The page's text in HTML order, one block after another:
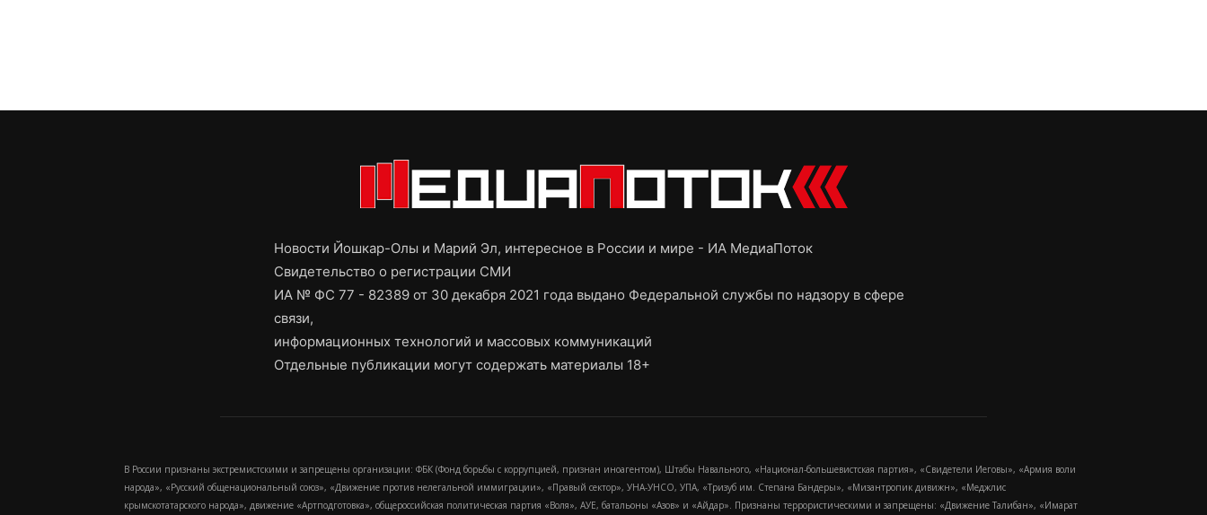
Новости Йошкар-Олы и Марий Эл, интересное в России и мире - ИА МедиаПоток
Свидетельство о регистрации СМИ
ИА № ФС 77 - 82389 от 30 декабря 2021 года выдано Федеральной службы по надзору в сфере
связи,
информационных технологий и массовых коммуникаций
Отдельные публикации могут содержать материалы 18+
В России признаны экстремистскими и запрещены организации: ФБК (Фонд борьбы с коррупцией, признан иноагентом), Штабы Навального, «Национал-большевистская партия», «Свидетели Иеговы», «Армия воли
народа», «Русский общенациональный союз», «Движение против нелегальной иммиграции», «Правый сектор», УНА-УНСО, УПА, «Тризуб им. Степана Бандеры», «Мизантропик дивижн», «Меджлис
крымскотатарского народа», движение «Артподготовка», общероссийская политическая партия «Воля», АУЕ, батальоны «Азов» и «Айдар». Признаны террористическими и запрещены: «Движение Талибан», «Имарат